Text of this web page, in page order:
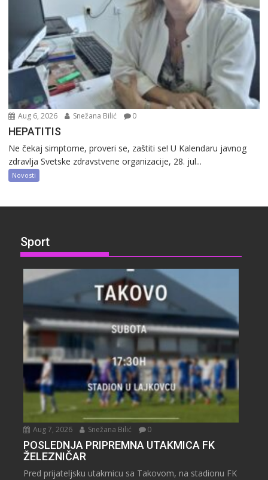
Aug 6, 2026 Snežana Bilić 0
HEPATITIS
Ne čekaj simptome, proveri se, zaštiti se! U Kalendaru javnog
zdravlja Svetske zdravstvene organizacije, 28. jul...
Novosti
Sport
Aug 7, 2026 Snežana Bilić 0
POSLEDNJA PRIPREMNA UTAKMICA FK
ŽELEZNIČAR
Pred prijateljsku utakmicu sa Takovom, na stadionu FK